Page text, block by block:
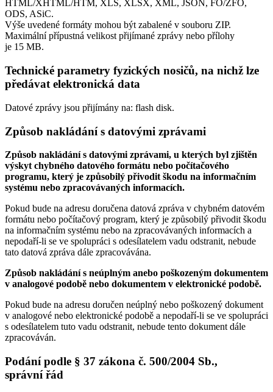
HTML/XHTML/HTM, XLS, XLSX, XML, JSON, FO/ZFO,
ODS, ASiC.
Výše uvedené formáty mohou být zabalené v souboru ZIP.
Maximální přípustná velikost přijímané zprávy nebo přílohy
je 15 MB.
Technické parametry fyzických nosičů, na nichž lze
předávat elektronická data
Datové zprávy jsou přijímány na: flash disk.
Způsob nakládání s datovými zprávami
Způsob nakládání s datovými zprávami, u kterých byl zjištěn
výskyt chybného datového formátu nebo počítačového
programu, který je způsobilý přivodit škodu na informačním
systému nebo zpracovávaných informacích.
Pokud bude na adresu doručena datová zpráva v chybném datovém
formátu nebo počítačový program, který je způsobilý přivodit škodu
na informačním systému nebo na zpracovávaných informacích a
nepodaří-li se ve spolupráci s odesílatelem vadu odstranit, nebude
tato datová zpráva dále zpracovávána.
Způsob nakládání s neúplným anebo poškozeným dokumentem
v analogové podobě nebo dokumentem v elektronické podobě.
Pokud bude na adresu doručen neúplný nebo poškozený dokument
v analogové nebo elektronické podobě a nepodaří-li se ve spolupráci
s odesílatelem tuto vadu odstranit, nebude tento dokument dále
zpracováván.
Podání podle § 37 zákona č. 500/2004 Sb.,
správní řád